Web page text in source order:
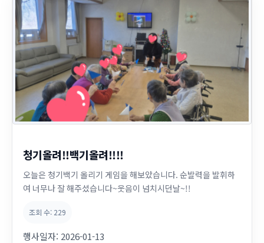
청기올려!!백기올려!!!!
오늘은 청기백기 올리기 게임을 해보았습니다. 순발력을 발휘하
여 너무나 잘 해주셨습니다~웃음이 넘치시던날~!!
조회 수: 229
행사일자: 2026-01-13